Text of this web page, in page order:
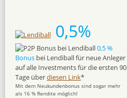
0,5%
0,5 %
Bonus bei Lendiball für neue Anleger
auf alle Investments für die ersten 90
Tage überdiesen Link*
Mit dem Neukundenbonus sind sogar mehr
als 16 % Rendite möglich!